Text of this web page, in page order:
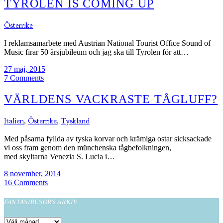
TYROLEN IS COMING UP
Österrike
I reklamsamarbete med Austrian National Tourist Office Sound of
Music firar 50 årsjubileum och jag ska till Tyrolen för att…
27 maj, 2015
7 Comments
VÄRLDENS VACKRASTE TÅGLUFF?
Italien, Österrike, Tyskland
Med påsarna fyllda av tyska korvar och krämiga ostar sicksackade
vi oss fram genom den münchenska tågbefolkningen,
med skyltarna Venezia S. Lucia i…
8 november, 2014
16 Comments
FANTASIRESORS ARKIV
Fantasiresors